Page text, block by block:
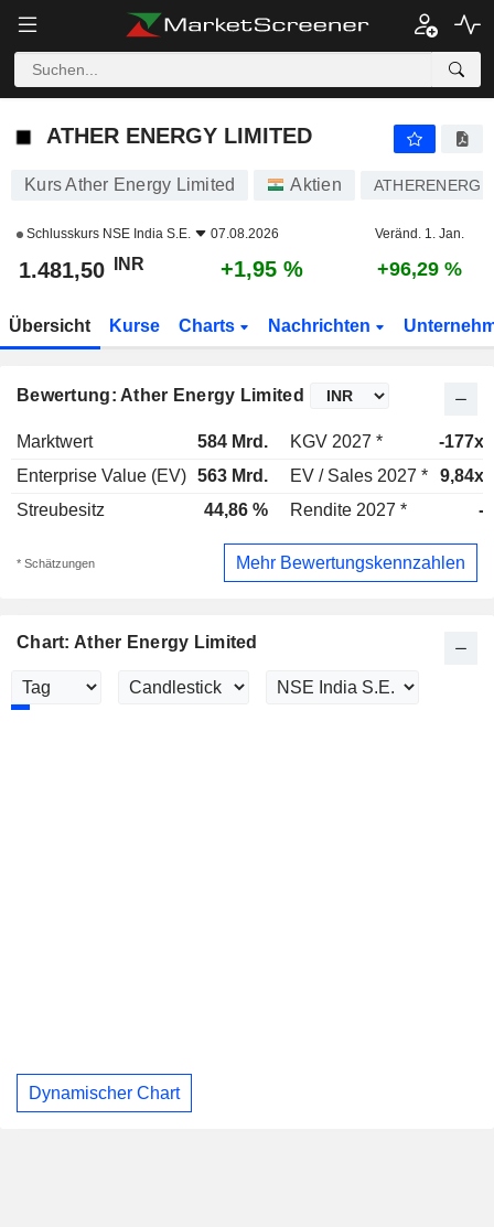
ATHER ENERGY LIMITED
ATHER ENERGY LIMITED
Kurs Ather Energy Limited Aktien ATHERENERG
Schlusskurs NSE India S.E. 07.08.2026 Veränd. 1. Jan.
1.481,50 INR +1,95 % +96,29 %
Übersicht Kurse Charts Nachrichten
Bewertung: Ather Energy Limited
Marktwert 584 Mrd. KGV 2027 *
-177x
Enterprise Value (EV) 563 Mrd. EV / Sales 2027 *
9,84x
Streubesitz
44,86 % Rendite 2027 * -
* Schätzungen Mehr Bewertungskennzahlen
Chart: Ather Energy Limited
Dynamischer Chart